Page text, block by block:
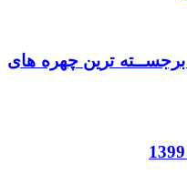
ترین چهره های